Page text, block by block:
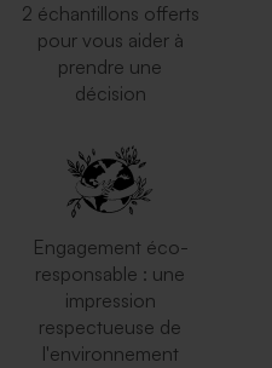
Guirlande fanion vierge
papier effet mat
2 échantillons offerts
pour vous aider à
prendre une
décision
Engagement éco-
responsable : une
impression
respectueuse de
l'environnement